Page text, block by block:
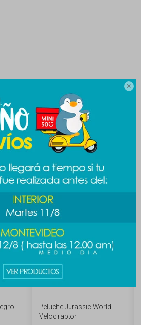

que te pueden interesar
Peluche Jurassic World -
Velociraptor